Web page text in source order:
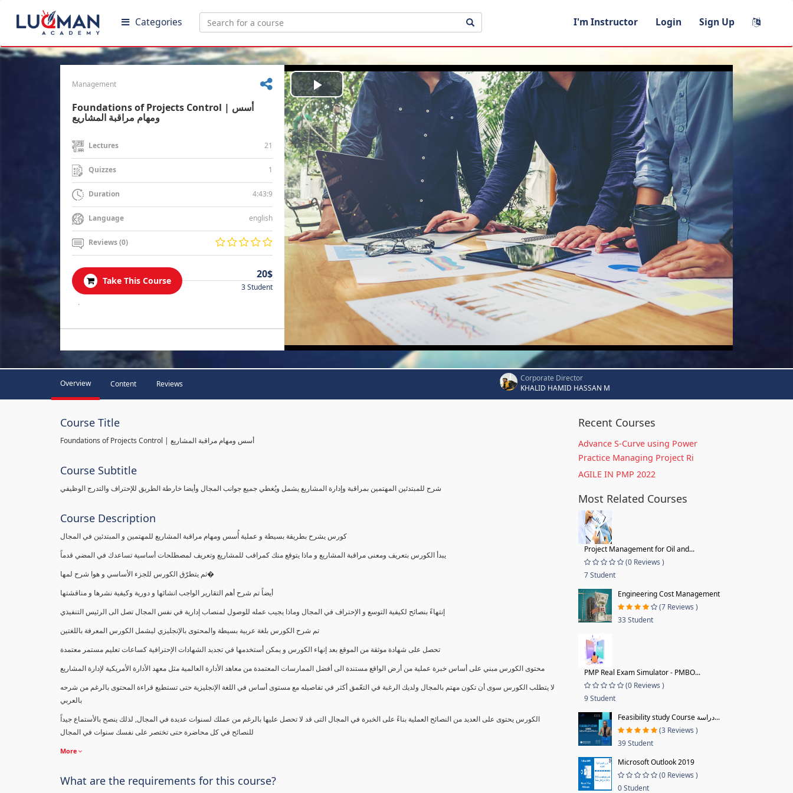
Categories I'm Instructor Login Sign Up
Management
Foundations of Projects Control | أسس
ومهام مراقبة المشاريع
Lectures 21
Quizzes 1
Duration 4:43:9
Language english
Reviews (0)
Take This Course
20$
3 Student
.
Play
Video
Overview Content Reviews
Corporate Director
KHALID HAMID HASSAN M
Course Title
Foundations of Projects Control | أسس ومهام مراقبة المشاريع
Course Subtitle
شرح للمبتدئين المهتمين بمراقبة وإدارة المشاريع يشمل ويُغطي جميع جوانب المجال وأيضا خارطة الطريق للإحتراف والتدرج الوظيفي
Course Description
كورس يشرح بطريقة بسيطة و عملية أُسس ومهام مراقبة المشاريع للمهتمين و المبتدئين في المجال
يبدأ الكورس بتعريف ومعنى مراقبة المشاريع و ماذا يتوقع منك كمراقب للمشاريع وتعريف لمصطلحات أساسية تساعدك في المضي قدماً
ثم يتطرّق الكورس للجزء الأساسي و هوا شرح لمها�
أيضاً تم شرح أهم التقارير الواجب انشائها و دورية وكيفية نشرها و مناقشتها
إنتهاءً بنصائح لكيفية التوسع و الإحتراف في المجال وماذا يجيب عمله للوصول لمنصاب إدارية في نفس المجال تصل الى الرئيس التنفيذي
تم شرح الكورس بلغة عربية بسيطة والمحتوى بالإنجليزي ليشمل الكورس المعرفة باللغتين
تحصل على شهادة موثقة من الموقع بعد إنهاء الكورس و يمكن أستخدمها في تجديد الشهادات الإحترافية كساعات تعليم مستمر معتمدة
محتوى الكورس مبني على أساس خبرة عملية من أرض الواقع مستندة الى أفضل الممارسات المعتمدة من معاهد الأدارة العالمية مثل معهد الأدارة الأمريكية لإدارة المشاريع
لا يتطلب الكورس سوى أن تكون مهتم بالمجال ولديك الرغبة في التعّمق أكثر في تفاصيله مع مستوى أساس في اللغة الإنجليزية حتى تستطيع قراءة المحتوى بالرغم من شرحه
بالعربي
الكورس يحتوى على العديد من النصائح العملية بناءً على الخبرة في المجال التى قد لا تحصل عليها بالرغم من عملك لسنوات عديدة في المجال, لذلك ينصح بالأستماع جيداً
للنصائح في كل محاضرة حتى تختصر على نفسك سنوات في المجال
More
What are the requirements for this course?
Recent Courses
Advance S-Curve using Power
Practice Managing Project Ri
AGILE IN PMP 2022
Most Related Courses
Project Management for Oil and...
(0 Reviews )
7 Student
Engineering Cost Management
(7 Reviews )
33 Student
PMP Real Exam Simulator - PMBO...
(0 Reviews )
9 Student
Feasibility study Course دراسة...
(3 Reviews )
39 Student
Microsoft Outlook 2019
(0 Reviews )
0 Student